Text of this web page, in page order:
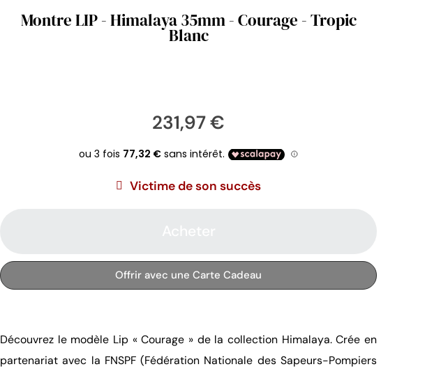
Montre LIP - Himalaya 35mm - Courage - Tropic
Blanc
231,97 €
Victime de son succès
Offrir avec une Carte Cadeau
Découvrez le modèle Lip « Courage » de la collection Himalaya. Crée en
partenariat avec la FNSPF (Fédération Nationale des Sapeurs-Pompiers